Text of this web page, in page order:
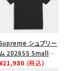
シュプリー
ム 2026SS Small
Tee スモールボ
(税込)